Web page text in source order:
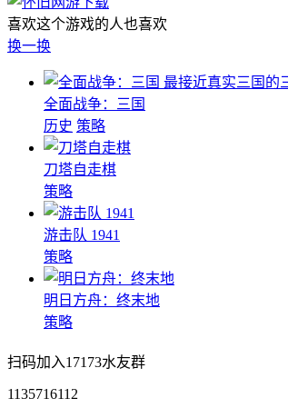
喜欢这个游戏的人也喜欢
换一换
最接近真实三国的
全面战争：三国
历史 策略
刀塔自走棋
策略
游击队 1941
策略
明日方舟：终末地
策略
扫码加入17173水友群
1135716112